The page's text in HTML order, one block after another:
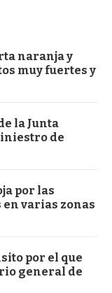
naranja y
muy fuertes y
la Junta
de
por las
varias zonas
por el que
general de